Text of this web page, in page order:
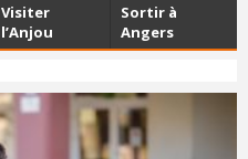
Visiter
l’Anjou
Sortir à
Angers